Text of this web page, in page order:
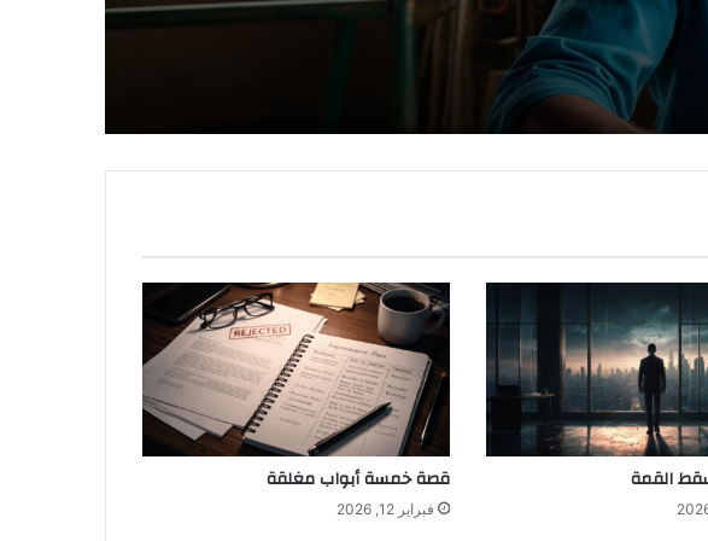
القمة قصة خمسة أبواب مغلقة
فبراير 12, 2026